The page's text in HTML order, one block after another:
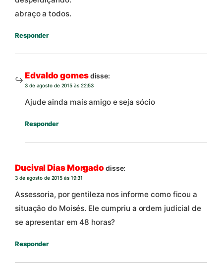
abraço a todos.
Responder
Edvaldo gomesdisse:
3 de agosto de 2015 às 22:53
Ajude ainda mais amigo e seja sócio
Responder
Ducival Dias Morgado disse:
3 de agosto de 2015 às 19:31
Assessoria, por gentileza nos informe como ficou a
situação do Moisés. Ele cumpriu a ordem judicial de
se apresentar em 48 horas?
Responder